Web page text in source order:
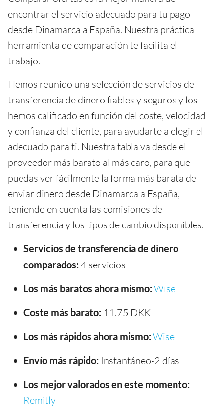
encontrar el servicio adecuado para tu pago
desde Dinamarca a España. Nuestra práctica
herramienta de comparación te facilita el
trabajo.
Hemos reunido una selección de servicios de
transferencia de dinero fiables y seguros y los
hemos calificado en función del coste, velocidad
y confianza del cliente, para ayudarte a elegir el
adecuado para ti. Nuestra tabla va desde el
proveedor más barato al más caro, para que
puedas ver fácilmente la forma más barata de
enviar dinero desde Dinamarca a España,
teniendo en cuenta las comisiones de
transferencia y los tipos de cambio disponibles.
Servicios de transferencia de dinero
comparados: 4 servicios
Los más baratos ahora mismo: Wise
Coste más barato: 11.75 DKK
Los más rápidos ahora mismo: Wise
Envío más rápido: Instantáneo-2 días
Los mejor valorados en este momento:
Remitly